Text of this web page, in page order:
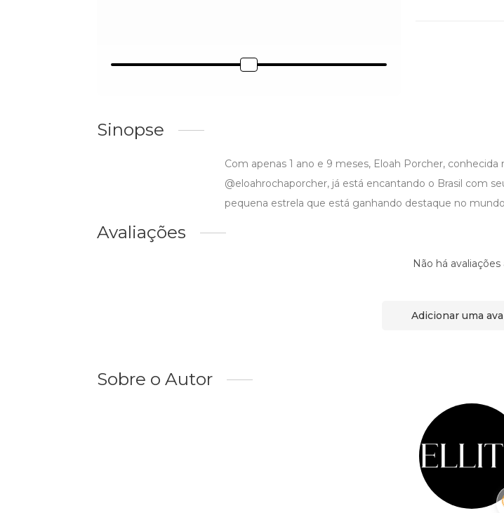
Sinopse
Com apenas 1 ano e 9 meses, Eloah Porcher, conhecida
@eloahrochaporcher, já está encantando o Brasil com
pequena estrela que está ganhando destaque no
Avaliações
Não há avaliações
Adicionar uma
Sobre o Autor